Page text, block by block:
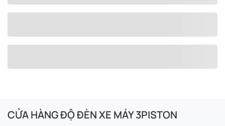
CỬA HÀNG ĐỘ ĐÈN XE MÁY 3PISTON